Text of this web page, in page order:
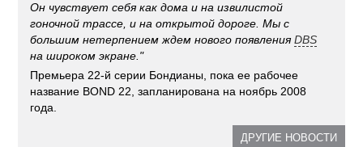
Он чувствует себя как дома и на извилистой
гоночной трассе, и на открытой дороге. Мы с
большим нетерпением ждем нового появленияDBS
на широком экране."
Премьера 22-й серии Бондианы, пока ее рабочее
название BOND 22, запланирована на ноябрь 2008
года.
ДРУГИЕ НОВОСТИ